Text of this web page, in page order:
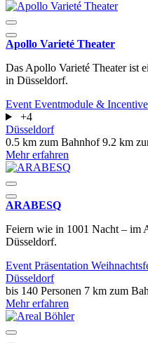
Apollo Varieté Theater
Das Apollo Varieté Theater ist
in Düsseldorf.
Event Eventmodule &
+4
Düsseldorf
0.5 km zum Bahnhof9.2 km
Mehr erfahren
ARABESQ
Feiern wie in 1001 Nacht – im
Düsseldorf.
Event Präsentation
Düsseldorf
bis 140 Personen 7 km zum
Mehr erfahren